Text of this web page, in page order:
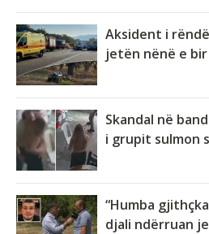
Aksident i
jetën nënë e bir
Skandal në
i grupit sulmon
“Humba
djali ndërruan